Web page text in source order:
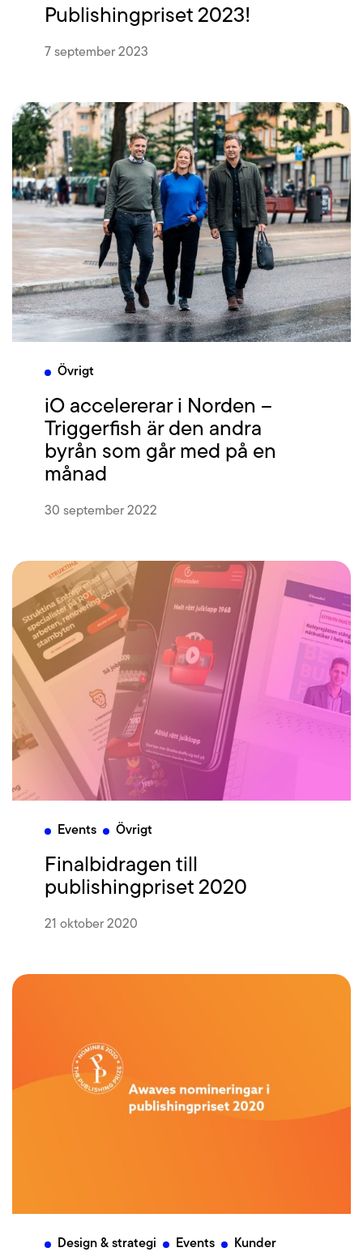
Publishingpriset 2023!
7 september 2023
Övrigt
iO accelererar i Norden –
Triggerfish är den andra
byrån som går med på en
månad
30 september 2022
Events Övrigt
Finalbidragen till
publishingpriset 2020
21 oktober 2020
Design & strategi Events Kunder